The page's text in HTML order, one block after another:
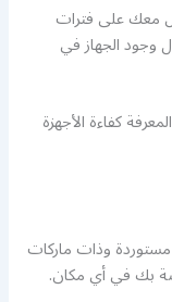
معك على فترات
وجود الجهاز في
كفاءة الأجهزة
وذات ماركات
بك في أي مكان.